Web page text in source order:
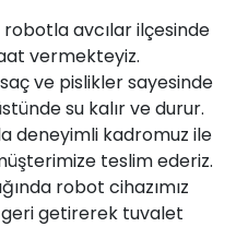
avcılar ilçesinde
vermekteyiz.
ve pislikler sayesinde
su kalır ve durur.
deneyimli kadromuz ile
teslim ederiz.
robot cihazımız
getirerek tuvalet